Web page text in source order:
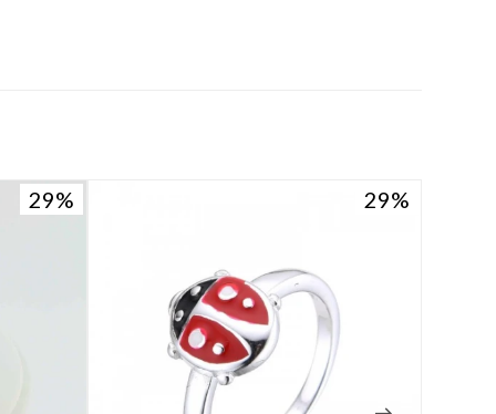
29
29 29
29